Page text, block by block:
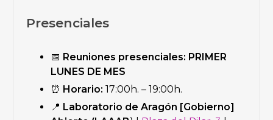
Presenciales
📅 Reuniones presenciales: PRIMER
LUNES DE MES
⏰ Horario: 17:00h. – 19:00h.
📍 Laboratorio de Aragón [Gobierno]